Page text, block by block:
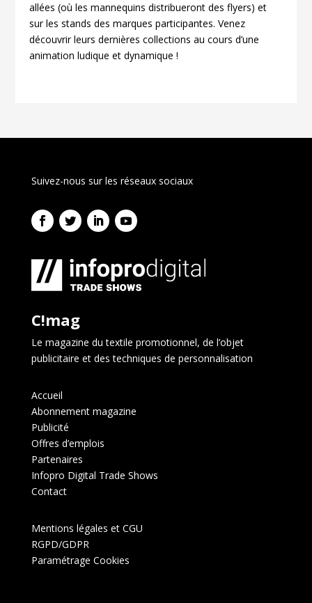
allées (où les mannequins distribueront des flyers) et
sur les stands des marques participantes. Venez
découvrir leurs dernières collections au cours d’une
animation ludique et dynamique !
Suivez-nous sur les réseaux sociaux
C!mag
Le magazine du textile promotionnel, de l’objet
publicitaire et des techniques de personnalisation
Accueil
Abonnement magazine
Publicité
Offres d’emplois
Partenaires
Infopro Digital Trade Shows
Contact
Mentions légales et CGU
RGPD/GDPR
Paramétrage Cookies